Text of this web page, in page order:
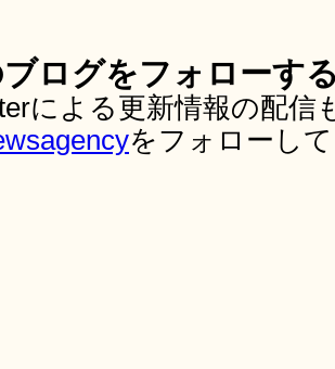
ログをフォローす
による更新情報の配
をフォローし